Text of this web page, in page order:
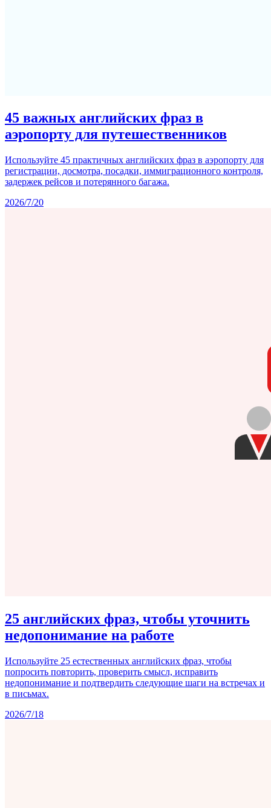
45 важных английских фраз в
аэропорту для путешественников
Используйте 45 практичных английских фраз в аэропорту для
регистрации, досмотра, посадки, иммиграционного контроля,
задержек рейсов и потерянного багажа.
2026/7/20
25 английских фраз, чтобы уточнить
недопонимание на работе
Используйте 25 естественных английских фраз, чтобы
попросить повторить, проверить смысл, исправить
недопонимание и подтвердить следующие шаги на встречах и
в письмах.
2026/7/18